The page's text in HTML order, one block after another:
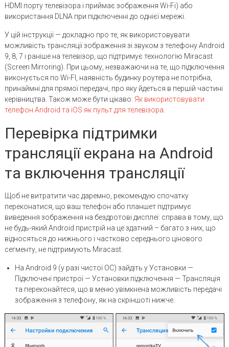
HDMI порту телевізора і приймає зображення Wi-Fi) або
використання DLNA при підключенні до однієї мережі.
У цій інструкції — докладно про те, як використовувати
можливість трансляції зображення зі звуком з телефону Android
9, 8, 7 і раніше на телевізор, що підтримує технологію Miracast
(Screen Mirroring). При цьому, незважаючи на те, що підключення
виконується по Wi-FI, наявність будинку роутера не потрібна,
принаймні для прямої передачі, про яку йдеться в першій частині
керівництва. Також може бути цікаво: Як використовувати
телефон Android та iOS як пульт для телевізора
Перевірка підтримки
трансляції екрана на Android
та включення трансляції
Щоб не витратити час даремно, рекомендую спочатку
переконатися, що ваш телефон або планшет підтримує
виведення зображення на бездротові дисплеї: справа в тому, що
не будь-який Android пристрій на це здатний – багато з них, що
відносяться до нижнього і частково середнього цінового
сегменту, не підтримують Miracast.
На Android 9 (у разі чистої ОС) зайдіть у Установки —
Підключені пристрої — Установки підключення — Трансляція
та переконайтеся, що в меню увімкнена можливість передачі
зображення з телефону, як на скріншоті нижче.